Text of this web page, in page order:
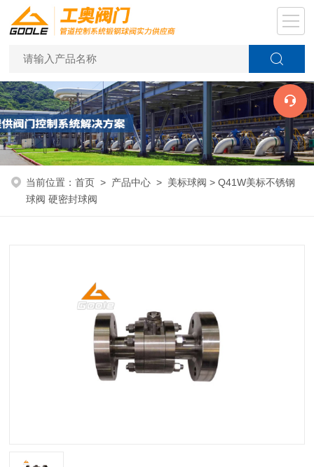
当前位置：首页 > 产品中心 > 美标球阀 > Q41W美标不锈钢
球阀 硬密封球阀